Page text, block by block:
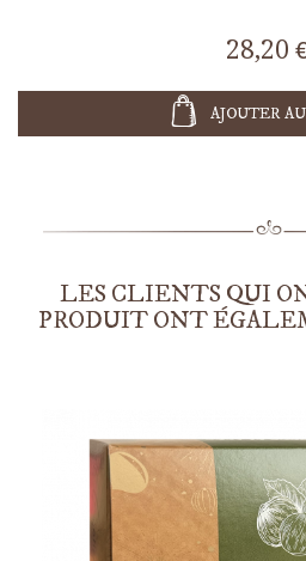
28,20
AJOUTER
LES CLIENTS QUI
PRODUIT ONT